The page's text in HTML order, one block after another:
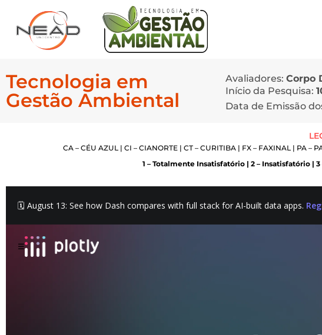
Tecnologia em
Gestão Ambiental
Avaliadores: Corpo
Início da Pesquisa:
Data de Emissão
CA – CÉU AZUL | CI – CIANORTE | CT – CURITIBA | FX – FAXINAL | PA –
1 – Totalmente Insatisfatório | 2 – Insatisfatório |